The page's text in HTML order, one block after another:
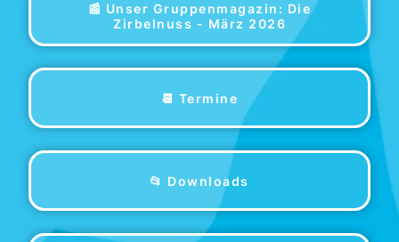
📰 Unser Gruppenmagazin: Die
Zirbelnuss - März 2026
📆 Termine
📂 Downloads